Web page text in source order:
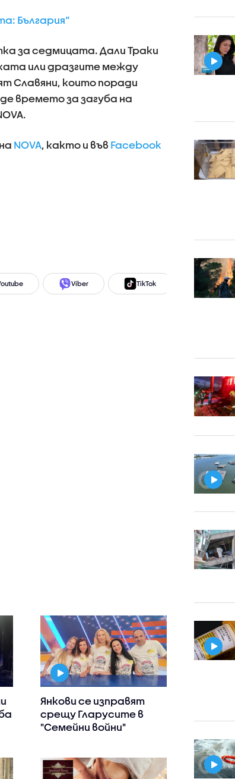
България“
за седмицата. Дали Траки
или дразгите между
Славяни, които поради
времето за загуба на
NOVA, както и във Facebook
Viber TikTok Instagram
Янкови се изправят
срещу Гларусите в
"Семейни войни"